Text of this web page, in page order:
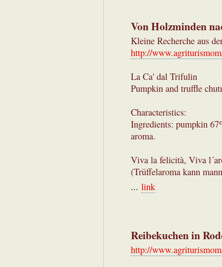
Von Holzminden
Kleine Recherche aus
http://
La Ca' dal Trifulin
Pumpkin and truffle
Characteristics:
Ingredients: pumpkin
aroma.
Viva la felicità, Viva
(Trüffelaroma kann
... link
Reibekuchen in
http://